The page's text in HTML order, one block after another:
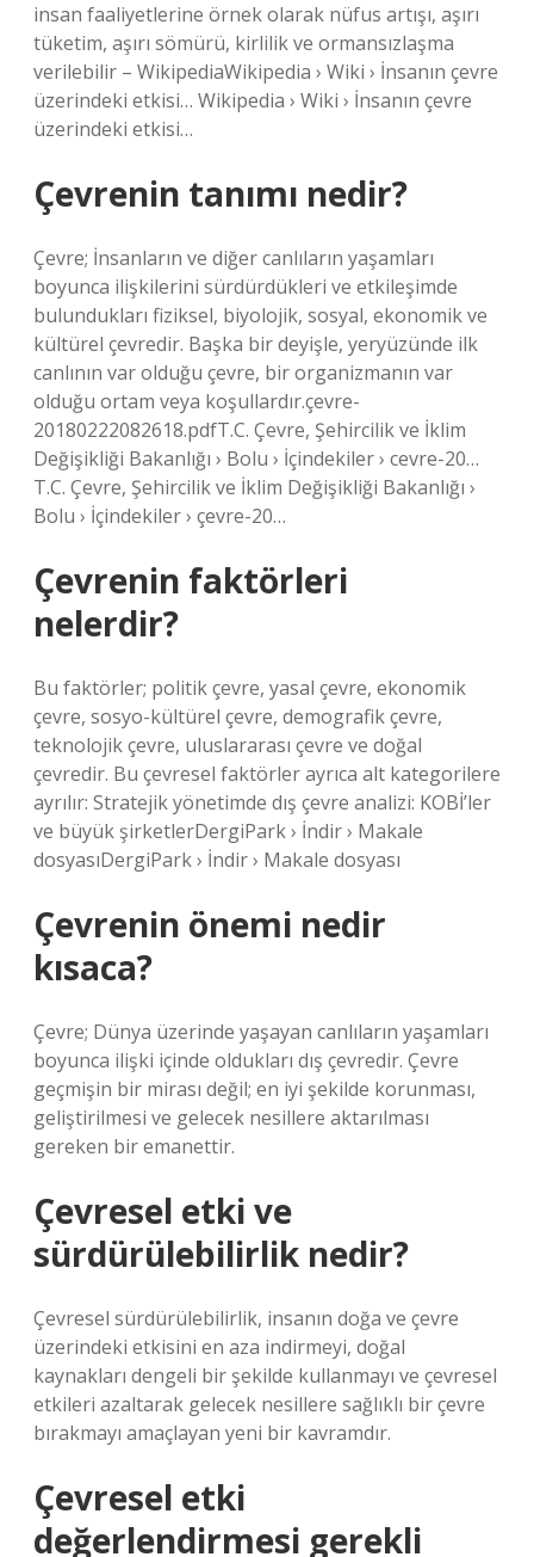
insan faaliyetlerine örnek olarak nüfus artışı, aşırı
tüketim, aşırı sömürü, kirlilik ve ormansızlaşma
verilebilir – WikipediaWikipedia › Wiki › İnsanın çevre
üzerindeki etkisi… Wikipedia › Wiki › İnsanın çevre
üzerindeki etkisi…
Çevrenin tanımı nedir?
Çevre; İnsanların ve diğer canlıların yaşamları
boyunca ilişkilerini sürdürdükleri ve etkileşimde
bulundukları fiziksel, biyolojik, sosyal, ekonomik ve
kültürel çevredir. Başka bir deyişle, yeryüzünde ilk
canlının var olduğu çevre, bir organizmanın var
olduğu ortam veya koşullardır.çevre-
20180222082618.pdfT.C. Çevre, Şehircilik ve İklim
Değişikliği Bakanlığı › Bolu › İçindekiler › cevre-20…
T.C. Çevre, Şehircilik ve İklim Değişikliği Bakanlığı ›
Bolu › İçindekiler › çevre-20…
Çevrenin faktörleri
nelerdir?
Bu faktörler; politik çevre, yasal çevre, ekonomik
çevre, sosyo-kültürel çevre, demografik çevre,
teknolojik çevre, uluslararası çevre ve doğal
çevredir. Bu çevresel faktörler ayrıca alt kategorilere
ayrılır: Stratejik yönetimde dış çevre analizi: KOBİ’ler
ve büyük şirketlerDergiPark › İndir › Makale
dosyasıDergiPark › İndir › Makale dosyası
Çevrenin önemi nedir
kısaca?
Çevre; Dünya üzerinde yaşayan canlıların yaşamları
boyunca ilişki içinde oldukları dış çevredir. Çevre
geçmişin bir mirası değil; en iyi şekilde korunması,
geliştirilmesi ve gelecek nesillere aktarılması
gereken bir emanettir.
Çevresel etki ve
sürdürülebilirlik nedir?
Çevresel sürdürülebilirlik, insanın doğa ve çevre
üzerindeki etkisini en aza indirmeyi, doğal
kaynakları dengeli bir şekilde kullanmayı ve çevresel
etkileri azaltarak gelecek nesillere sağlıklı bir çevre
bırakmayı amaçlayan yeni bir kavramdır.
Çevresel etki
değerlendirmesi gerekli